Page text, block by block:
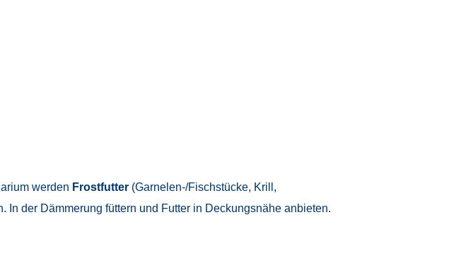
werden Frostfutter(Garnelen-/Fischstücke, Krill,
In der Dämmerung füttern und Futter in Deckungsnähe anbieten.